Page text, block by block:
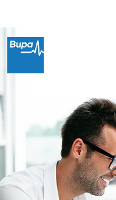
Oficina Móvil
Acerca de Bupa
Novedades
Cotizador